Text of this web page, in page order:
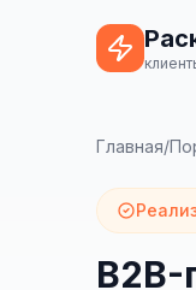
Главная/